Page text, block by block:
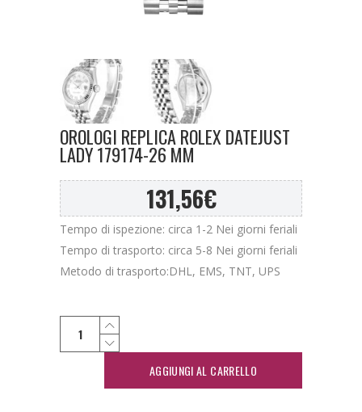
OROLOGI REPLICA ROLEX DATEJUST
LADY 179174-26 MM
131,56€
Tempo di ispezione: circa 1-2 Nei giorni feriali
Tempo di trasporto: circa 5-8 Nei giorni feriali
Metodo di trasporto:DHL, EMS, TNT, UPS
AGGIUNGI AL CARRELLO